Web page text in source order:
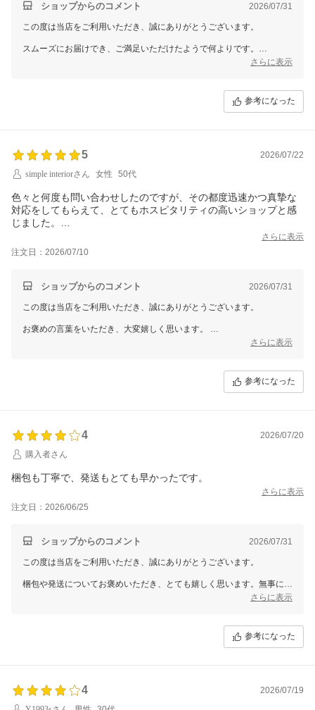
ショップからのコメント 2026/07/31
この度は当店をご利用いただき、誠にありがとうございます。
スムーズにお届けでき、ご満足いただけたようで何よりです。
まとめてのお買い物にも対応させていただけて光栄に思います。さらに表示
参考になった
5
2026/07/22
simple interiorさん
女性 50代
色々と何度も問い合わせしたのですが、その都度迅速かつ真摯な
対応をしてもらえて、とてもホスピタリティの高いショップと感
じました。
対応もとても丁寧で、安心して購入できるショップです(^^)ありが
とうございました♪
さらに表示
注文日：2026/07/10
ショップからのコメント 2026/07/31
この度は当店をご利用いただき、誠にありがとうございます。
お褒めの言葉をいただき、大変嬉しく思います。
いただいたお言葉を励みに、これからも安心してご利用いただける店舗
さらに表示
参考になった
4
2026/07/20
購入者さん
梱包も丁寧で、発送もとても早かったです。
さらに表示
注文日：2026/06/25
ショップからのコメント 2026/07/31
この度は当店をご利用いただき、誠にありがとうございます。
梱包や発送についてお褒めいただき、とても嬉しく思います。無事に商
さらに表示
参考になった
4
2026/07/19